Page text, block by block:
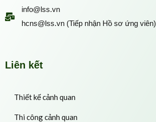
info@lss.vn
hcns@lss.vn (Tiếp nhận Hồ sơ ứng viên)
Liên kết
Thiết kế cảnh quan
Thi công cảnh quan